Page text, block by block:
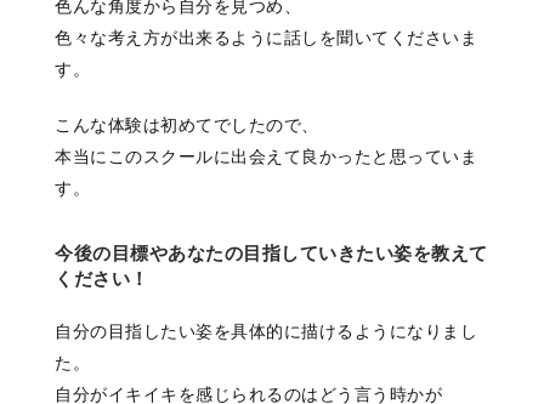
色んな角度から自分を見つめ、
色々な考え方が出来るように話しを聞いてくださいま
す。
こんな体験は初めてでしたので、
本当にこのスクールに出会えて良かったと思っていま
す。
今後の目標やあなたの目指していきたい姿を教えて
ください！
自分の目指したい姿を具体的に描けるようになりまし
た。
自分がイキイキを感じられるのはどう言う時かが